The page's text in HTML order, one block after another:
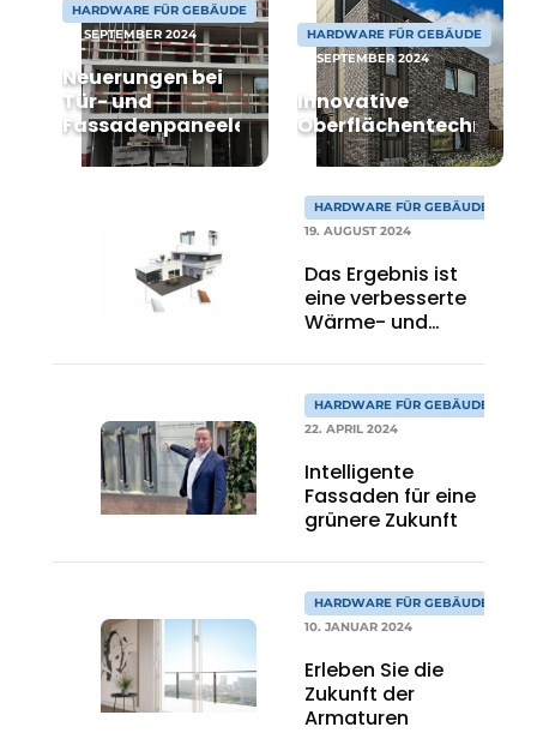
Einladung zu einem Rundtischgespräch - 20 Jahre
Profil
Ein Stellenangebot registrieren
Offene Stellen
HARDWARE FÜR GEBÄUDE
27. SEPTEMBER 2024
Neuerungen bei
Tür- und
Fassadenpaneelen
HARDWARE FÜR GEBÄUDE
17. SEPTEMBER 2024
Innovative
Oberflächentechnik
HARDWARE FÜR GEBÄUDE
19. AUGUST 2024
Das Ergebnis ist
eine verbesserte
Wärme- und
HARDWARE FÜR GEBÄUDE
22. APRIL 2024
Intelligente
Fassaden für eine
grünere Zukunft
HARDWARE FÜR GEBÄUDE
10. JANUAR 2024
Erleben Sie die
Zukunft der
Armaturen